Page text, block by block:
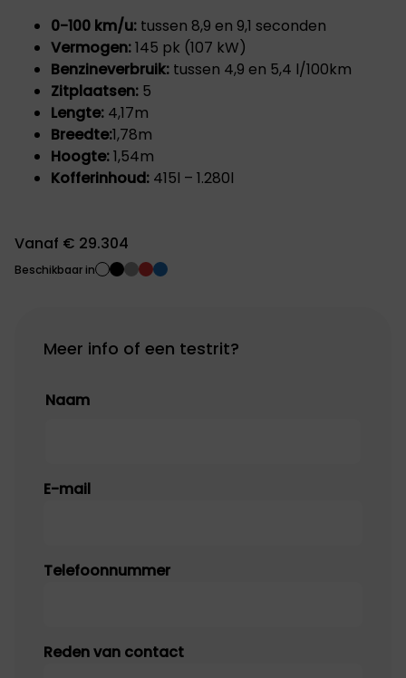
0-100 km/u: tussen 8,9 en 9,1 seconden
Vermogen:145 pk (107 kW)
Benzineverbruik: tussen 4,9 en 5,4 l/100km
Zitplaatsen: 5
Lengte: 4,17m
Breedte:1,78m
Hoogte:1,54m
Kofferinhoud: 415l – 1.280l
Vanaf € 29.304
Beschikbaar in
Meer info of een testrit?
Naam
E-mail
Telefoonnummer
Reden van contact